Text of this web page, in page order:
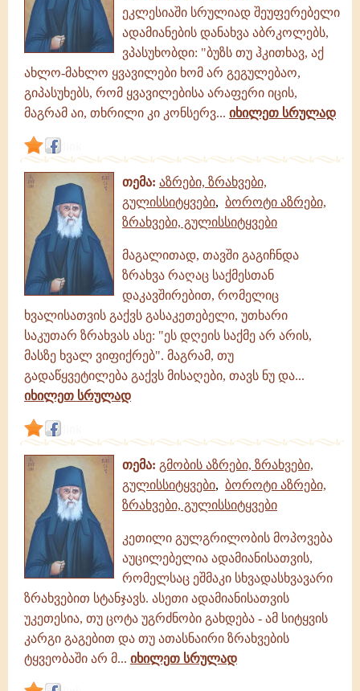
ეკლესიაში სრულიად შეუფერებელი
ადამიანების დანახვა აბრკოლებს,
ვპასუხობდი: "ბუზს თუ ჰკითხავ, აქ
ახლო-მახლო ყვავილები ხომ არ გეგულებაო,
გიპასუხებს, რომ ყვავილებისა არაფერი იცის,
მაგრამ აი, თხრილი კი კონსერვ... იხილეთ სრულად
თემა: აზრები, ზრახვები,
გულისსიტყვები, ბოროტი აზრები,
ზრახვები, გულისსიტყვები
მაგალითად, თავში გაგიჩნდა
ზრახვა რაღაც საქმესთან
დაკავშირებით, რომელიც
ხვალისათვის გაქვს გასაკეთებელი, უთხარი
საკუთარ ზრახვას ასე: "ეს დღეის საქმე არ არის,
მასზე ხვალ ვიფიქრებ". მაგრამ, თუ
გადაწყვეტილება გაქვს მისაღები, თავს ნუ და...
იხილეთ სრულად
თემა: გმობის აზრები, ზრახვები,
გულისსიტყვები, ბოროტი აზრები,
ზრახვები, გულისსიტყვები
კეთილი გულგრილობის მოპოვება
აუცილებელია ადამიანისათვის,
რომელსაც ეშმაკი სხვადასხვავარი
ზრახვებით სტანჯავს. ასეთი ადამიანისათვის
უკეთესია, თუ ცოტა უგრძნობი გახდება - ამ სიტყვის
კარგი გაგებით და თუ ათასნაირი ზრახვების
ტყვეობაში არ მ... იხილეთ სრულად